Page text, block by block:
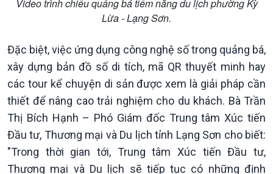
Văn hoá & Du lịch
Tin Văn hoá & Du lịch
Chát với người nổi tiếng
Câu chuyện Thể thao
Multimedia
Ảnh
Video
Infographic
E-Magazine
Video trình chiếu quảng bá tiềm năng du lịch phường Kỳ
Lừa - Lạng Sơn.
Đặc biệt, việc ứng dụng công nghệ số trong quảng bá,
xây dựng bản đồ số di tích, mã QR thuyết minh hay
các tour kể chuyện di sản được xem là giải pháp cần
thiết để nâng cao trải nghiệm cho du khách. Bà Trần
Thị Bích Hạnh – Phó Giám đốc Trung tâm Xúc tiến
Đầu tư, Thương mại và Du lịch tỉnh Lạng Sơn cho biết:
"Trong thời gian tới, Trung tâm Xúc tiến Đầu tư,
Thương mại và Du lịch sẽ tiếp tục có những định